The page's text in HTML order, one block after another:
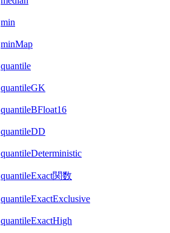
min
minMap
quantile
quantileGK
quantileBFloat16
quantileDD
quantileDeterministic
quantileExact関数
quantileExactExclusive
quantileExactHigh